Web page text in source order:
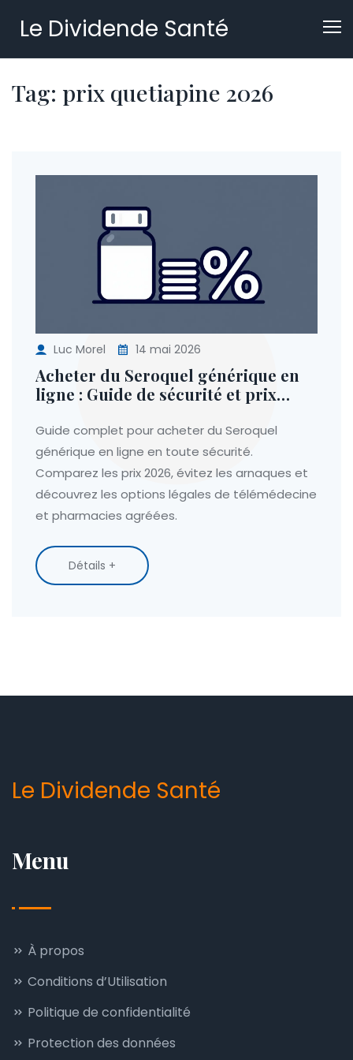
Le Dividende Santé
Tag: prix quetiapine 2026
Luc Morel 14 mai 2026
Acheter du Seroquel générique en
ligne : Guide de sécurité et prix
Guide complet pour acheter du Seroquel
générique en ligne en toute sécurité.
Comparez les prix 2026, évitez les arnaques et
découvrez les options légales de télémédecine
et pharmacies agréées.
Détails +
Le Dividende Santé
Menu
À propos
Conditions d’Utilisation
Politique de confidentialité
Protection des données